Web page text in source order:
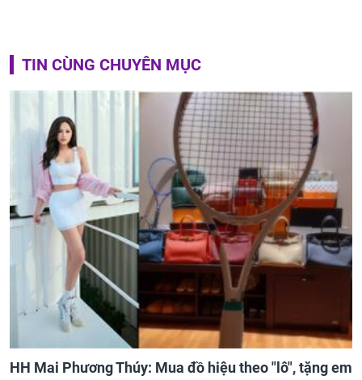
TIN CÙNG CHUYÊN MỤC
HH Mai Phương Thúy: Mua đồ hiệu theo "lô", tặng em